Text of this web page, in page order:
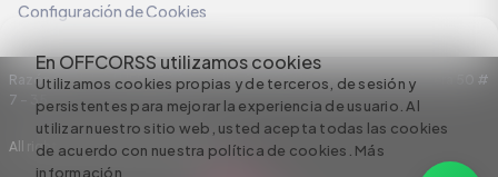
En OFFCORSS utilizamos cookies
Utilizamos cookies propias y de terceros, de sesión y
persistentes para mejorar la experiencia de usuario. Al
utilizar nuestro sitio web, usted acepta todas las cookies
de acuerdo con nuestra política de cookies. Más
información
Configuración de Cookies
Razón Social: C.I HERMECO S.A. NIT: 890924167-6 Dirección: Carrera 50 #
7 – 35
All rights reserved empowered by